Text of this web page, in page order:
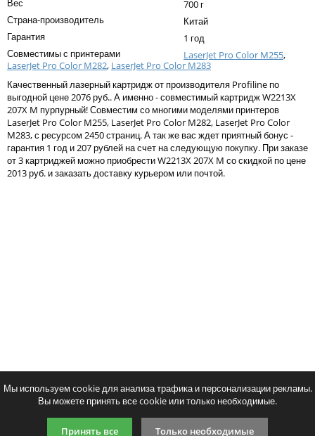
Toshiba
Xerox
Для франкировальной машины
Ленточные картриджи
Тонер и девелопер
Вес
700 г
Страна-производитель
Китай
Гарантия
1 год
Совместимы с принтерами
LaserJet Pro Color M255,
LaserJet Pro Color M282, LaserJet Pro Color M283
Качественный лазерный картридж от производителя Profiline по
выгодной цене 2076 руб.. А именно - совместимый картридж W2213X
207X M пурпурный! Совместим со многими моделями принтеров
LaserJet Pro Color M255, LaserJet Pro Color M282, LaserJet Pro Color
M283, с ресурсом 2450 страниц. А так же вас ждет приятный бонус -
гарантия 1 год и 207 рублей на счет на следующую покупку. При заказе
от 3 картриджей можно приобрести W2213X 207X M со скидкой по цене
2013 руб. и заказать доставку курьером или почтой.
Введите код, указанный на картинке:
Мы используем cookie для анализа трафика и персонализации рекламы.
Вы можете принять все cookie или только необходимые.
Принять все Только необходимые